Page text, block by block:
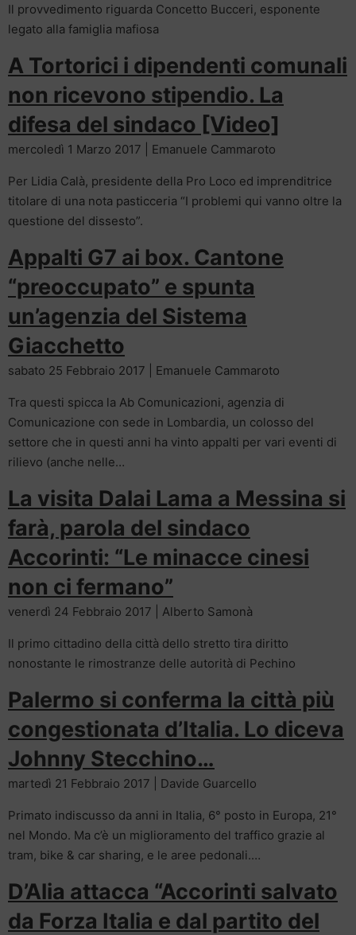
Il provvedimento riguarda Concetto Bucceri, esponente
legato alla famiglia mafiosa
A Tortorici i dipendenti comunali
non ricevono stipendio. La
difesa del sindaco [Video]
mercoledì 1 Marzo 2017 | Emanuele Cammaroto
Per Lidia Calà, presidente della Pro Loco ed imprenditrice
titolare di una nota pasticceria “I problemi qui vanno oltre la
questione del dissesto”.
Appalti G7 ai box. Cantone
“preoccupato” e spunta
un’agenzia del Sistema
Giacchetto
sabato 25 Febbraio 2017 | Emanuele Cammaroto
Tra questi spicca la Ab Comunicazioni, agenzia di
Comunicazione con sede in Lombardia, un colosso del
settore che in questi anni ha vinto appalti per vari eventi di
rilievo (anche nelle…
La visita Dalai Lama a Messina si
farà, parola del sindaco
Accorinti: “Le minacce cinesi
non ci fermano”
venerdì 24 Febbraio 2017 | Alberto Samonà
Il primo cittadino della città dello stretto tira diritto
nonostante le rimostranze delle autorità di Pechino
Palermo si conferma la città più
congestionata d’Italia. Lo diceva
Johnny Stecchino…
martedì 21 Febbraio 2017 | Davide Guarcello
Primato indiscusso da anni in Italia, 6° posto in Europa, 21°
nel Mondo. Ma c’è un miglioramento del traffico grazie al
tram, bike & car sharing, e le aree pedonali.…
D’Alia attacca “Accorinti salvato
da Forza Italia e dal partito del